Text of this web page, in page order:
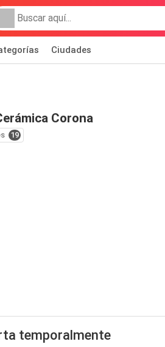
Ciudades
Corona
19
temporalmente